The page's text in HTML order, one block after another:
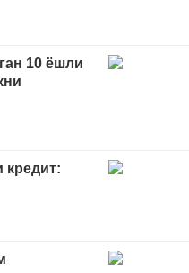
10 ёшли
кредит: